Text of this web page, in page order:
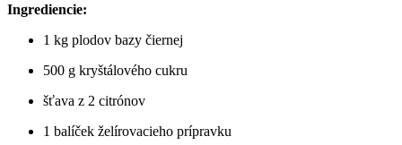
Ingrediencie:
1 kg plodov bazy čiernej
500 g kryštálového cukru
šťava z 2 citrónov
1 balíček želírovacieho prípravku